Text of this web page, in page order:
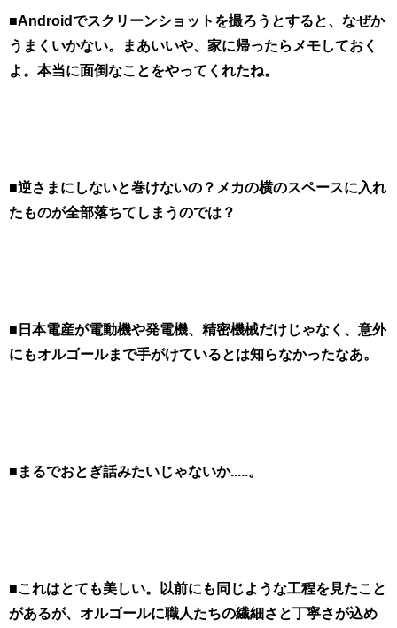
■Androidでスクリーンショットを撮ろうとすると、なぜか
うまくいかない。まあいいや、家に帰ったらメモしておく
よ。本当に面倒なことをやってくれたね。
■逆さまにしないと巻けないの？メカの横のスペースに入れ
たものが全部落ちてしまうのでは？
■日本電産が電動機や発電機、精密機械だけじゃなく、意外
にもオルゴールまで手がけているとは知らなかったなあ。
■まるでおとぎ話みたいじゃないか.....。
■これはとても美しい。以前にも同じような工程を見たこと
があるが、オルゴールに職人たちの繊細さと丁寧さが込め